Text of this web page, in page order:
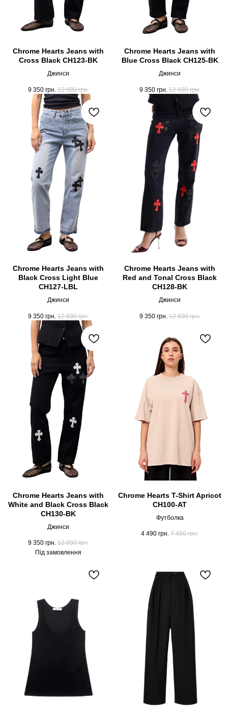
Chrome Hearts Jeans with
Cross Black CH123-BK
Джинси
9 350 грн. 12 890 грн.
Chrome Hearts Jeans with
Blue Cross Black CH125-BK
Джинси
9 350 грн. 12 890 грн.
Chrome Hearts Jeans with
Black Cross Light Blue
CH127-LBL
Джинси
9 350 грн. 12 890 грн.
Chrome Hearts Jeans with
Red and Tonal Cross Black
CH128-BK
Джинси
9 350 грн. 12 890 грн.
Chrome Hearts Jeans with
White and Black Cross Black
CH130-BK
Джинси
9 350 грн. 12 890 грн.
Chrome Hearts T-Shirt Apricot
CH100-AT
Футболка
4 490 грн. 7 400 грн.